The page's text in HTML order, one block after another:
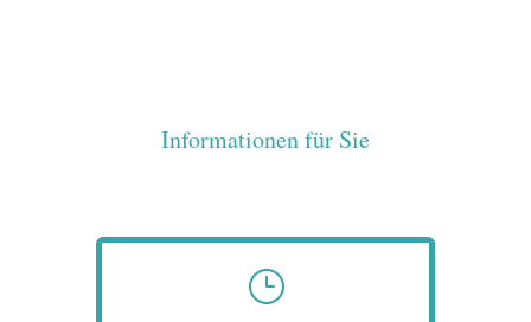
Informationen für Sie
}